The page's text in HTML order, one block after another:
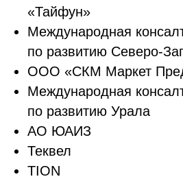
«Тайфун»
Международная
по развитию Северо-
ООО «СКМ Маркет
Международная
по развитию Урала
АО ЮАИЗ
Теквел
TION